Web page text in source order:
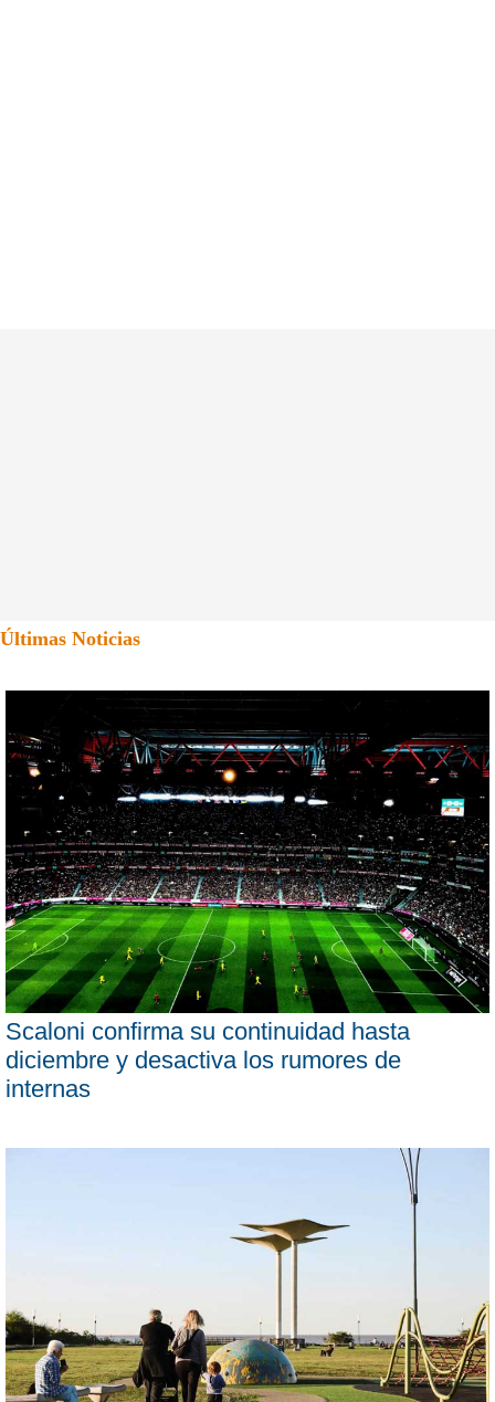
Últimas Noticias
Scaloni confirma su continuidad hasta
diciembre y desactiva los rumores de
internas